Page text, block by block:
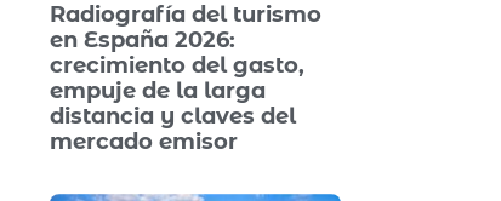
Radiografía del turismo
en España 2026:
crecimiento del gasto,
empuje de la larga
distancia y claves del
mercado emisor